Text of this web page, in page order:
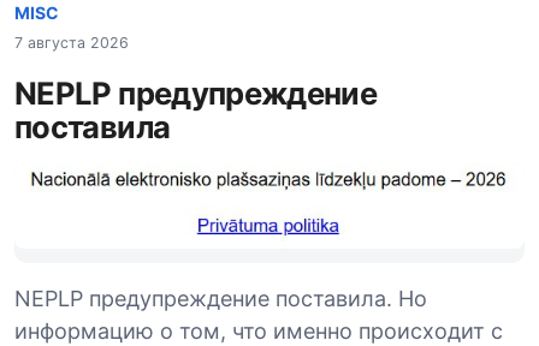
MISC
7 августа 2026
NEPLP предупреждение
поставила
NEPLP предупреждение поставила. Но
информацию о том, что именно происходит с